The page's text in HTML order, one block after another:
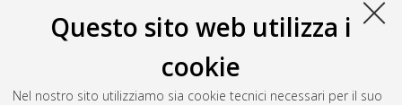
Questo sito web utilizza i
cookie
Nel nostro sito utilizziamo sia cookie tecnici necessari per il suo